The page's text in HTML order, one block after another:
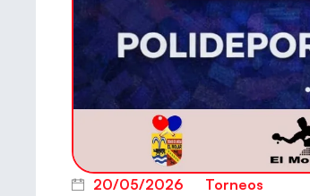
20/05/2026 Torneos